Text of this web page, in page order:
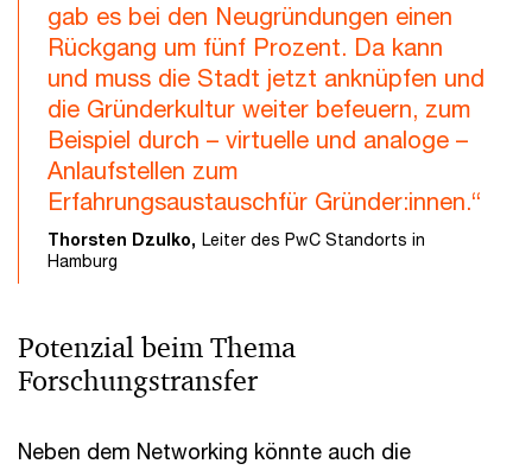
gab es bei den Neugründungen einen
Rückgang um fünf Prozent. Da kann
und muss die Stadt jetzt anknüpfen und
die Gründerkultur weiter befeuern, zum
Beispiel durch – virtuelle und analoge –
Anlaufstellen zum
Erfahrungsaustauschfür Gründer:innen.“
Thorsten Dzulko, Leiter des PwC Standorts in
Hamburg
Potenzial beim Thema
Forschungstransfer
Neben dem Networking könnte auch die